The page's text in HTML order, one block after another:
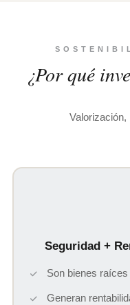
¿Por qué
Valorización,
Seguridad +
Son bienes
Generan